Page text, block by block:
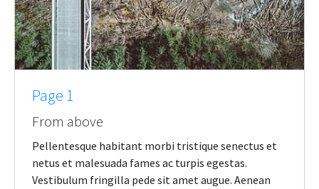
Page 1
From above
Pellentesque habitant morbi tristique senectus et
netus et malesuada fames ac turpis egestas.
Vestibulum fringilla pede sit amet augue. Aenean